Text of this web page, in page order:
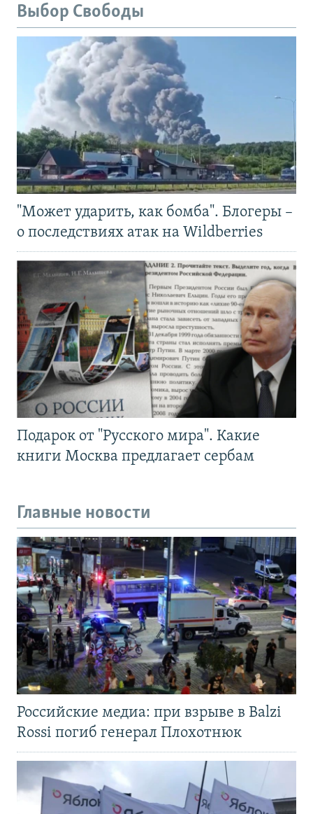
Выбор Свободы
"Может ударить, как бомба". Блогеры –
о последствиях атак на Wildberries
Подарок от "Русского мира". Какие
книги Москва предлагает сербам
Главные новости
Российские медиа: при взрыве в Balzi
Rossi погиб генерал Плохотнюк